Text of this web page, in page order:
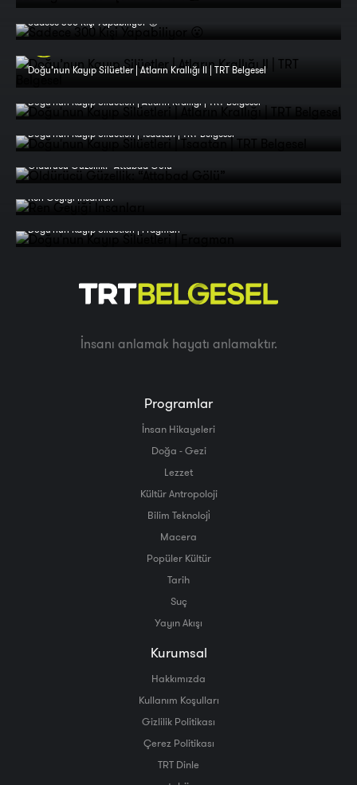
Sadece 300 Kişi Yapabiliyor 😮
Doğu’nun Kayıp Silüetler | Atların Krallığı II | TRT Belgesel
Doğu'nun Kayıp Silüetleri | Atların Krallığı | TRT Belgesel
Doğu'nun Kayıp Silüetleri | Tsaatan | TRT Belgesel
Öldürücü Güzellik: “Attabad Gölü”
Ren Geyiği İnsanları
Doğu'nun Kayıp Silüetleri | Fragman
İnsanı anlamak hayatı anlamaktır.
Programlar
İnsan Hikayeleri
Doğa - Gezi
Lezzet
Kültür Antropoloji
Bilim Teknoloji̇
Macera
Popüler Kültür
Tarih
Suç
Yayın Akışı
Kurumsal
Hakkımızda
Kullanım Koşulları
Gizlilik Politikası
Çerez Politikası
TRT Dinle